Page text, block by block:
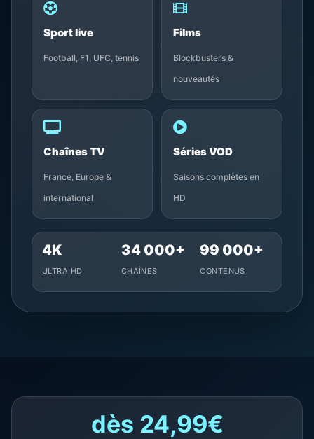
Sport live
Football, F1, UFC, tennis
Films
Blockbusters &
nouveautés
Chaînes TV
France, Europe &
international
Séries VOD
Saisons complètes en
HD
4K
ULTRA HD
34 000+
CHAÎNES
99 000+
CONTENUS
dès 24,99€